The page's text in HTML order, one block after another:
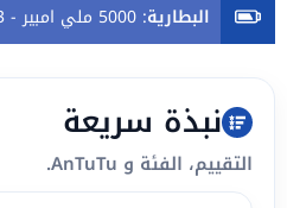
البطارية: 5000 ملي امبير - 33 واط
نبذة سريعة
التقييم، الفئة و AnTuTu.